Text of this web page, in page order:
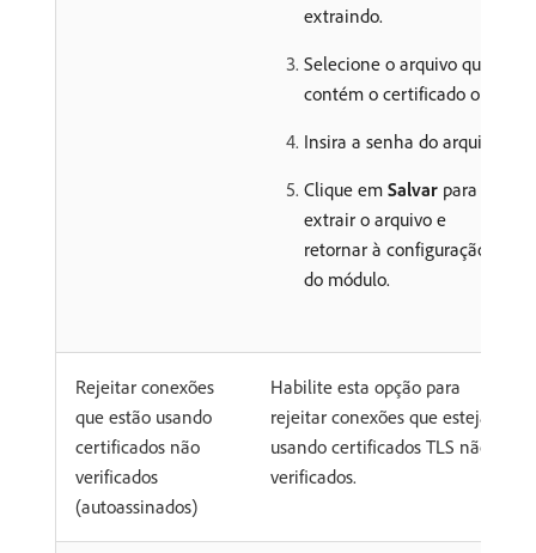
extraindo.
Selecione o arquivo que
contém o certificado ou.
Insira a senha do arquivo.
Clique em Salvar para
extrair o arquivo e
retornar à configuração
do módulo.
Rejeitar conexões
que estão usando
certificados não
verificados
(autoassinados)
Habilite esta opção para
rejeitar conexões que estejam
usando certificados TLS não
verificados.